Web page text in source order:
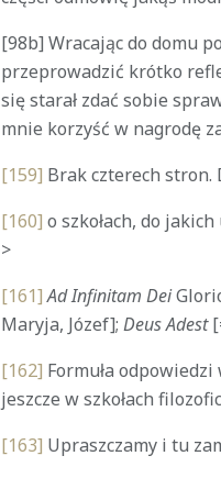
[98b] Wracając do domu
przeprowadzić krótko
się starał zdać sobie
mnie korzyść w nagrodę
[159] Brak czterech stron.
[160] o szkołach, do
>
[161] Ad Infinitam Dei
Maryja, Józef]; Deus Adest
[162] Formuła
jeszcze w szkołach
[163] Upraszczamy i tu